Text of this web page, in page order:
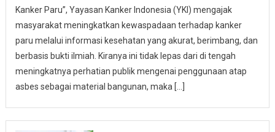
Kanker Paru”, Yayasan Kanker Indonesia (YKI) mengajak
masyarakat meningkatkan kewaspadaan terhadap kanker
paru melalui informasi kesehatan yang akurat, berimbang, dan
berbasis bukti ilmiah. Kiranya ini tidak lepas dari di tengah
meningkatnya perhatian publik mengenai penggunaan atap
asbes sebagai material bangunan, maka […]